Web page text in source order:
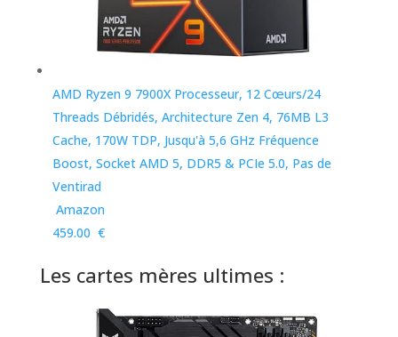
AMD Ryzen 9 7900X Processeur, 12 Cœurs/24
Threads Débridés, Architecture Zen 4, 76MB L3
Cache, 170W TDP, Jusqu'à 5,6 GHz Fréquence
Boost, Socket AMD 5, DDR5 & PCIe 5.0, Pas de
Ventirad
459.00 €
Les cartes mères ultimes :